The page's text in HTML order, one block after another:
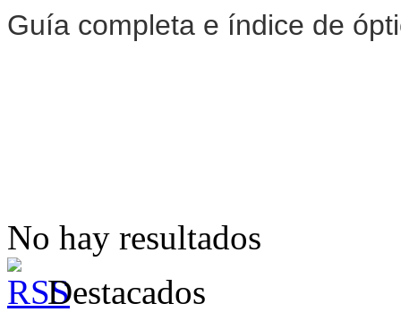
Guía completa e índice de
No hay resultados
Destacados